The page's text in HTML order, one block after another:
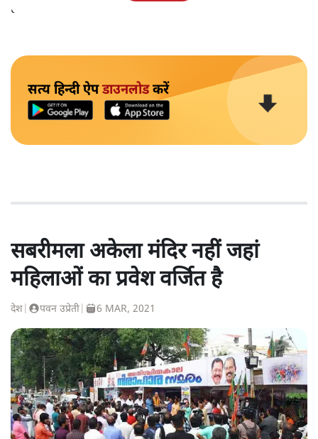
हत्याएं उनकी 'रूल-बुक' में हैं।
सत्य हिन्दी ऐपडाउनलोडकरें
सबरीमला अकेला मंदिर नहीं जहां
महिलाओं का प्रवेश वर्जित है
देश पवन उप्रेती 6 MAR, 2021